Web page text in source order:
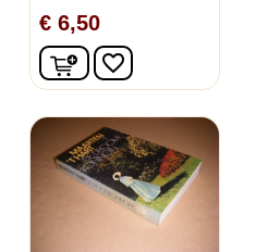
€ 6,50
In winkelwagen
favorite_border